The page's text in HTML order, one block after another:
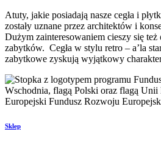
Atuty, jakie posiadają nasze cegła i
zostały uznane przez architektów i
Dużym zainteresowaniem cieszy się też
zabytków. Cegła w stylu retro – a’la
zabytkowe zyskują wyjątkowy
Sklep